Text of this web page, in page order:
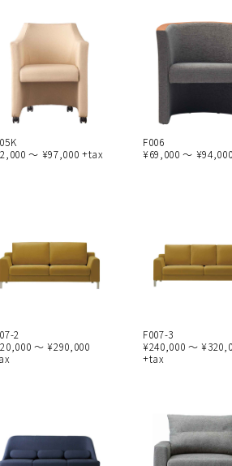
～ ¥97,000 +tax
F006
¥69,000 ～
2
～ ¥290,000
F007-3
¥240,000 ～
+tax